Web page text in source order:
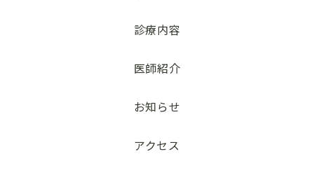
診療内容
医師紹介
お知らせ
アクセス